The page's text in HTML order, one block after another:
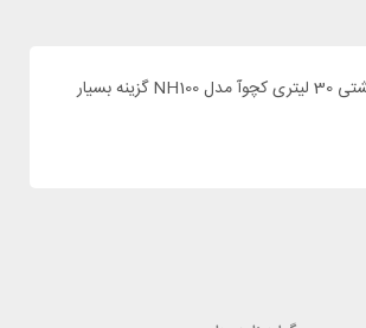
برای کوهنوردی یا کمپ در کوهستان شما قطعا به یک کوله پشتی با کیفیت نیاز خواهید داشت که هم سبک و هم فوق العاده کار آمد باشد و تجهیزات زیادی را در خود جای دهد. کوله پشتی 30 لیتری کچوآ مدل NH100 گزینه بسیار